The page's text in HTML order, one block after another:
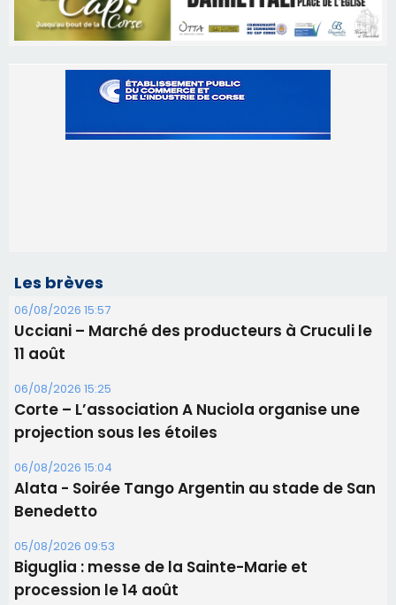
Les brèves
06/08/2026 15:57
Ucciani – Marché des producteurs à Cruculi le
11 août
06/08/2026 15:25
Corte – L’association A Nuciola organise une
projection sous les étoiles
06/08/2026 15:04
Alata - Soirée Tango Argentin au stade de San
Benedetto
05/08/2026 09:53
Biguglia : messe de la Sainte-Marie et
procession le 14 août